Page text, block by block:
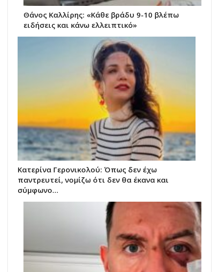
Θάνος Καλλίρης: «Κάθε βράδυ 9-10 βλέπω
ειδήσεις και κάνω ελλειπτικό»
Κατερίνα Γερονικολού: Όπως δεν έχω
παντρευτεί, νομίζω ότι δεν θα έκανα και
σύμφωνο…